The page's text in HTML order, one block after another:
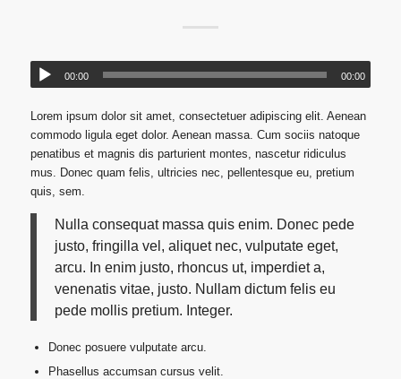
00:00 00:00
Lorem ipsum dolor sit amet, consectetuer adipiscing elit. Aenean
commodo ligula eget dolor. Aenean massa. Cum sociis natoque
penatibus et magnis dis parturient montes, nascetur ridiculus
mus. Donec quam felis, ultricies nec, pellentesque eu, pretium
quis, sem.
Nulla consequat massa quis enim. Donec pede
justo, fringilla vel, aliquet nec, vulputate eget,
arcu. In enim justo, rhoncus ut, imperdiet a,
venenatis vitae, justo. Nullam dictum felis eu
pede mollis pretium. Integer.
Donec posuere vulputate arcu.
Phasellus accumsan cursus velit.